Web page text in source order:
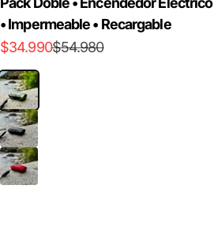
• Impermeable • Recargable
Precio de oferta
$34.990Precio normal
$54.980
Army
Negro
Rojo